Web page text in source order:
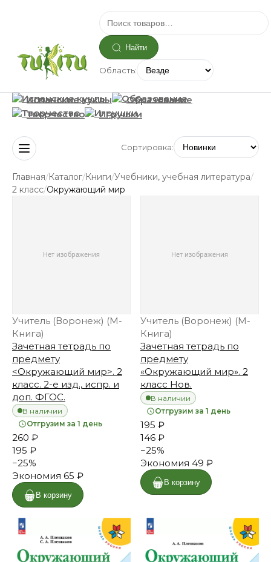
Найти
Область:
Испанские куклы
Образование
Творчество
Игрушки
Сортировка:
Главная/Каталог/Книги/Учебники, учебная литература/
2 класс/Окружающий мир
Учитель (Воронеж) (М-
Книга)
Зачетная тетрадь по
предмету
<Окружающий мир>. 2
класс. 2-е изд., испр. и
доп. ФГОС.
В наличии
Отгрузим за 1 день
260 ₽
195 ₽
−25%
Экономия 65 ₽
В корзину
Учитель (Воронеж) (М-
Книга)
Зачетная тетрадь по
предмету
«Окружающий мир». 2
класс Нов.
В наличии
Отгрузим за 1 день
195 ₽
146 ₽
−25%
Экономия 49 ₽
В корзину